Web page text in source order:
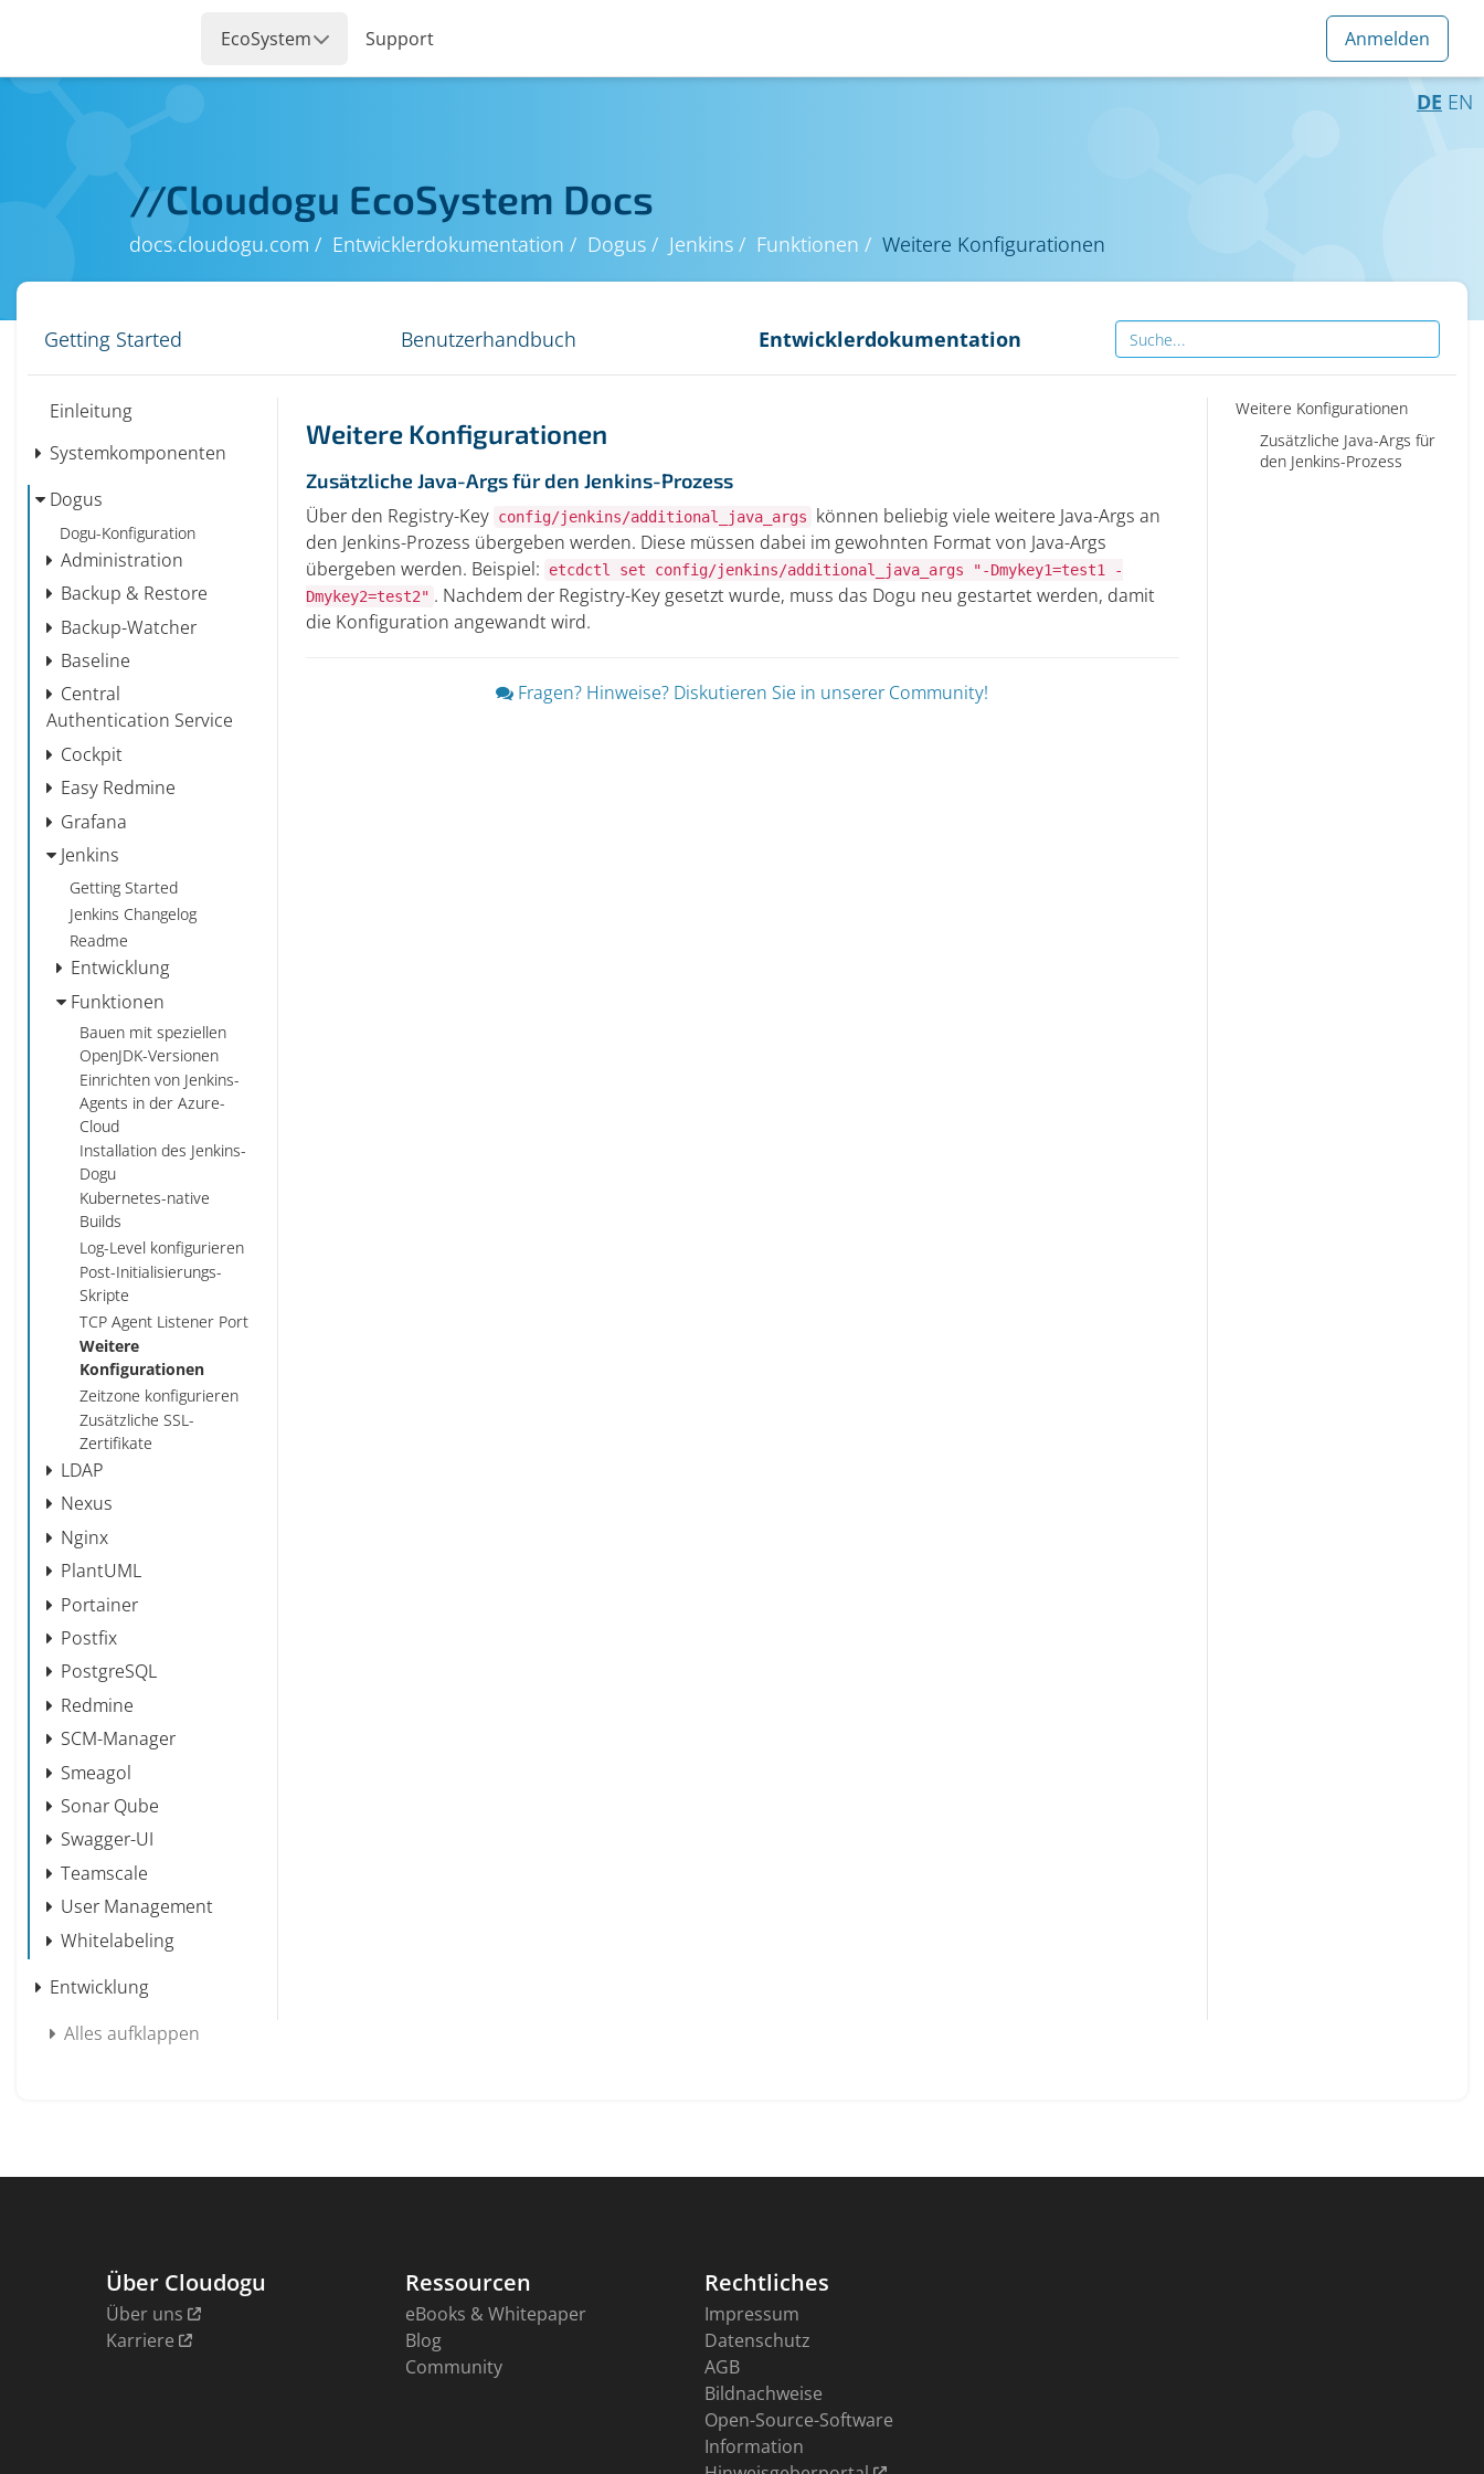
DE EN
//Cloudogu EcoSystem Docs
docs.cloudogu.com Entwicklerdokumentation Dogus Jenkins Funktionen Weitere Konfigurationen
Getting Started Benutzerhandbuch Entwicklerdokumentation
Einleitung
Systemkomponenten
Dogus
Dogu-Konfiguration
Administration
Backup & Restore
Backup-Watcher
Baseline
Central
Authentication Service
Cockpit
Easy Redmine
Grafana
Jenkins
Getting Started
Jenkins Changelog
Readme
Entwicklung
Funktionen
Bauen mit speziellen
OpenJDK-Versionen
Einrichten von Jenkins-
Agents in der Azure-
Cloud
Installation des Jenkins-
Dogu
Kubernetes-native
Builds
Log-Level konfigurieren
Post-Initialisierungs-
Skripte
TCP Agent Listener Port
Weitere
Konfigurationen
Zeitzone konfigurieren
Zusätzliche SSL-
Zertifikate
LDAP
Nexus
Nginx
PlantUML
Portainer
Postfix
PostgreSQL
Redmine
SCM-Manager
Smeagol
Sonar Qube
Swagger-UI
Teamscale
User Management
Whitelabeling
Entwicklung
Alles aufklappen
Weitere Konfigurationen
Zusätzliche Java-Args für den Jenkins-Prozess
Über den Registry-Key config/jenkins/additional_java_args
können beliebig viele weitere Java-Args an
den Jenkins-Prozess übergeben werden. Diese müssen dabei im gewohnten Format von Java-Args
übergeben werden. Beispiel:
etcdctl set config/jenkins/additional_java_args "-Dmykey1=test1 -
Dmykey2=test2" . Nachdem der Registry-Key gesetzt wurde, muss das Dogu neu gestartet werden, damit
die Konfiguration angewandt wird.
Fragen? Hinweise? Diskutieren Sie in unserer Community!
Weitere Konfigurationen
Zusätzliche Java-Args für
den Jenkins-Prozess